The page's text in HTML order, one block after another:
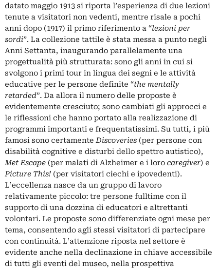
datato maggio 1913 si riporta l’esperienza di due lezioni
tenute a visitatori non vedenti, mentre risale a pochi
anni dopo (1917) il primo riferimento a “lezioni per
sordi”. La collezione tattile è stata messa a punto negli
Anni Settanta, inaugurando parallelamente una
progettualità più strutturata: sono gli anni in cui si
svolgono i primi tour in lingua dei segni e le attività
educative per le persone definite “the mentally
retarded”. Da allora il numero delle proposte è
evidentemente cresciuto; sono cambiati gli approcci e
le riflessioni che hanno portato alla realizzazione di
programmi importanti e frequentatissimi. Su tutti, i più
famosi sono certamenteDiscoveries (per persone con
disabilità cognitive e disturbi dello spettro autistico),
Met Escape (per malati di Alzheimer e i loro caregiver) e
Picture This! (per visitatori ciechi e ipovedenti).
L’eccellenza nasce da un gruppo di lavoro
relativamente piccolo: tre persone fulltime con il
supporto di una dozzina di educatori e altrettanti
volontari. Le proposte sono differenziate ogni mese per
tema, consentendo agli stessi visitatori di partecipare
con continuità. L’attenzione riposta nel settore è
evidente anche nella declinazione in chiave accessibile
di tutti gli eventi del museo, nella prospettiva